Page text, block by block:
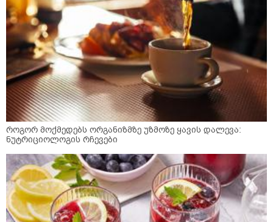
როგორ მოქმედებს ორგანიზმზე უზმოზე ყავის დალევა:
ნუტრიციოლოგის რჩევები